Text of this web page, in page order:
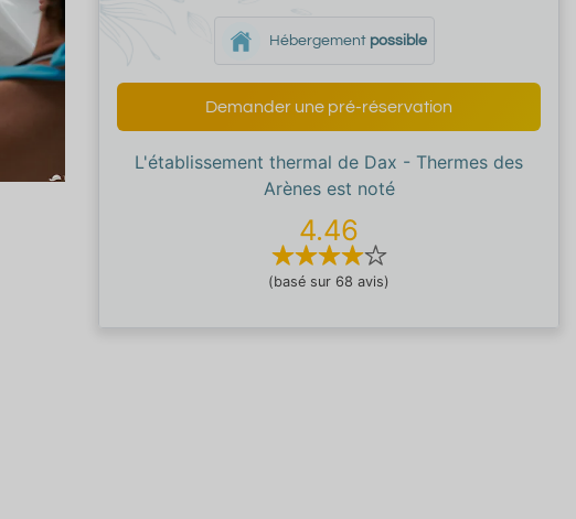
Hébergement possible
Demander une pré-réservation
L'établissement thermal de Dax - Thermes des
Arènes est noté
4.46
(basé sur 68 avis)